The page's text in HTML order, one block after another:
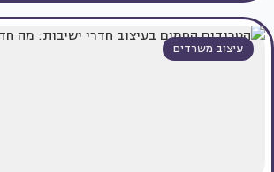
עיצוב משרדים